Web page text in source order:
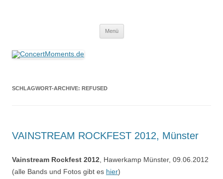
Menü
SCHLAGWORT-ARCHIVE: REFUSED
VAINSTREAM ROCKFEST 2012, Münster
Vainstream Rockfest 2012 , Hawerkamp Münster, 09.06.2012
(alle Bands und Fotos gibt es hier)